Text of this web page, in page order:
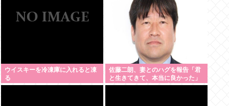
ウイスキーを冷凍庫に入れると凍
る
佐藤二朗、妻とのハグを報告「君
と生きてきて、本当に良かった」
「文〇砲より遥かに威力は弱い